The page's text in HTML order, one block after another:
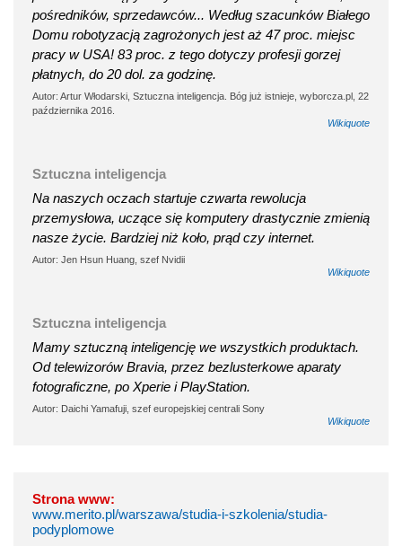
pośredników, sprzedawców... Według szacunków Białego
Domu robotyzacją zagrożonych jest aż 47 proc. miejsc
pracy w USA! 83 proc. z tego dotyczy profesji gorzej
płatnych, do 20 dol. za godzinę.
Autor: Artur Włodarski, Sztuczna inteligencja. Bóg już istnieje, wyborcza.pl, 22
października 2016.
Wikiquote
Sztuczna inteligencja
Na naszych oczach startuje czwarta rewolucja
przemysłowa, uczące się komputery drastycznie zmienią
nasze życie. Bardziej niż koło, prąd czy internet.
Autor: Jen Hsun Huang, szef Nvidii
Wikiquote
Sztuczna inteligencja
Mamy sztuczną inteligencję we wszystkich produktach.
Od telewizorów Bravia, przez bezlusterkowe aparaty
fotograficzne, po Xperie i PlayStation.
Autor: Daichi Yamafuji, szef europejskiej centrali Sony
Wikiquote
Strona www:
www.merito.pl/warszawa/studia-i-szkolenia/studia-
podyplomowe